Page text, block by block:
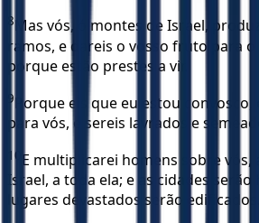
8
Mas vós, ó montes de Israel,
ramos, e dareis o vosso fruto para
porque estão prestes a vir.
9
Porque eis que eu estou
para vós, e sereis lavrados e
10 E multiplicarei homens sobre vós,
Israel, a toda ela; e as cidades serão
lugares devastados serão edificados.